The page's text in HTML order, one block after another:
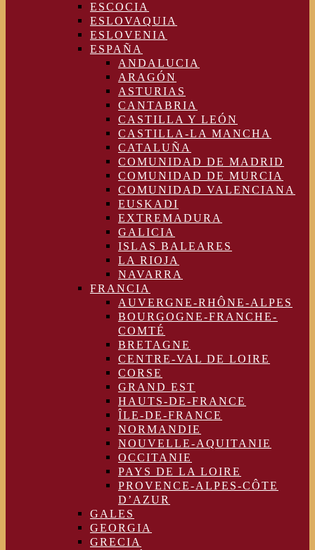
ESCOCIA
ESLOVAQUIA
ESLOVENIA
ESPAÑA
ANDALUCIA
ARAGÓN
ASTURIAS
CANTABRIA
CASTILLA Y LEÓN
CASTILLA-LA MANCHA
CATALUÑA
COMUNIDAD DE MADRID
COMUNIDAD DE MURCIA
COMUNIDAD VALENCIANA
EUSKADI
EXTREMADURA
GALICIA
ISLAS BALEARES
LA RIOJA
NAVARRA
FRANCIA
AUVERGNE-RHÔNE-ALPES
BOURGOGNE-FRANCHE-
COMTÉ
BRETAGNE
CENTRE-VAL DE LOIRE
CORSE
GRAND EST
HAUTS-DE-FRANCE
ÎLE-DE-FRANCE
NORMANDIE
NOUVELLE-AQUITANIE
OCCITANIE
PAYS DE LA LOIRE
PROVENCE-ALPES-CÔTE
D’AZUR
GALES
GEORGIA
GRECIA